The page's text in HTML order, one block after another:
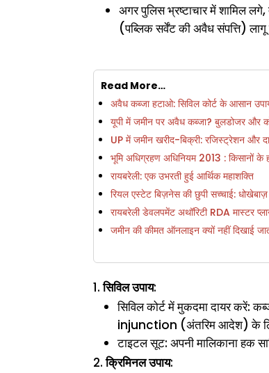
अगर पुलिस भ्रष्टाचार में शामिल
(पब्लिक सर्वेंट की अवैध संपत्ति)
Read More…
अवैध कब्जा हटाओ: सिविल कोर्ट के आसान
यूपी में जमीन पर अवैध कब्जा? बुलडोजर और
UP में जमीन खरीद-बिक्री: रजिस्ट्रेशन और
भूमि अधिग्रहण अधिनियम 2013 : किसानों के
रायबरेली: एक उभरती हुई आर्थिक महाशक्ति
रियल एस्टेट बिज़नेस की छुपी सच्चाई:
रायबरेली डेवलपमेंट अथॉरिटी RDA मास्टर
जमीन की कीमत ऑनलाइन क्यों नहीं दिखाई
सिविल उपाय:
सिविल कोर्ट में मुकदमा दायर करें:
injunction (अंतरिम आदेश) के लिए।
टाइटल सूट: अपनी मालिकाना
क्रिमिनल उपाय: